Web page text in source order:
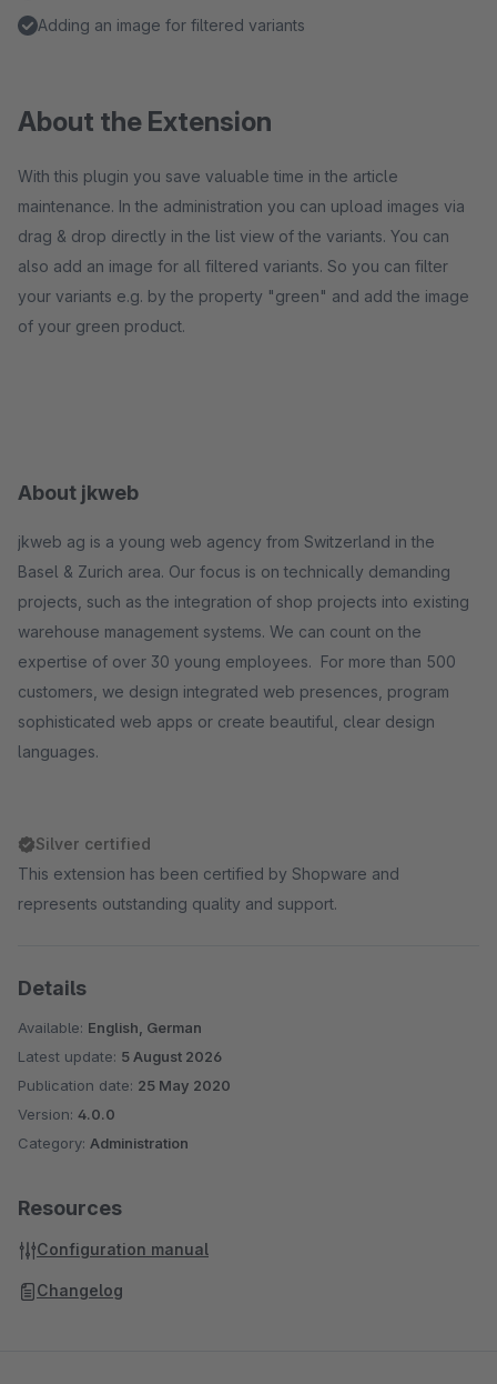
Adding an image for filtered variants
About the Extension
With this plugin you save valuable time in the article
maintenance. In the administration you can upload images via
drag & drop directly in the list view of the variants. You can
also add an image for all filtered variants. So you can filter
your variants e.g. by the property "green" and add the image
of your green product.
About jkweb
jkweb ag is a young web agency from Switzerland in the
Basel & Zurich area. Our focus is on technically demanding
projects, such as the integration of shop projects into existing
warehouse management systems. We can count on the
expertise of over 30 young employees. For more than 500
customers, we design integrated web presences, program
sophisticated web apps or create beautiful, clear design
languages.
Silver certified
This extension has been certified by Shopware and
represents outstanding quality and support.
Details
Available: English, German
Latest update: 5 August 2026
Publication date: 25 May 2020
Version: 4.0.0
Category: Administration
Resources
Configuration manual
Changelog